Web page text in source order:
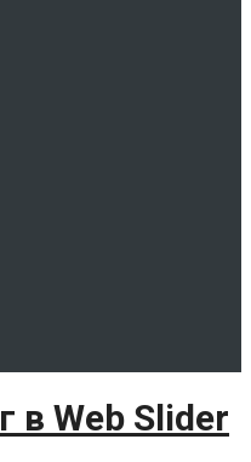
в Web Slider